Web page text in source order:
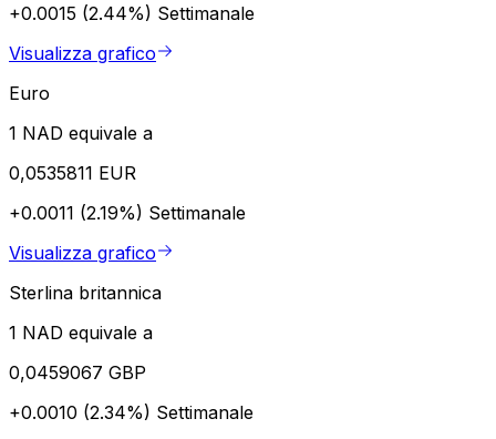
+0.0015 (2.44%) Settimanale
Visualizza grafico
Euro
1 NAD equivale a
0,0535811 EUR
+0.0011 (2.19%) Settimanale
Visualizza grafico
Sterlina britannica
1 NAD equivale a
0,0459067 GBP
+0.0010 (2.34%) Settimanale